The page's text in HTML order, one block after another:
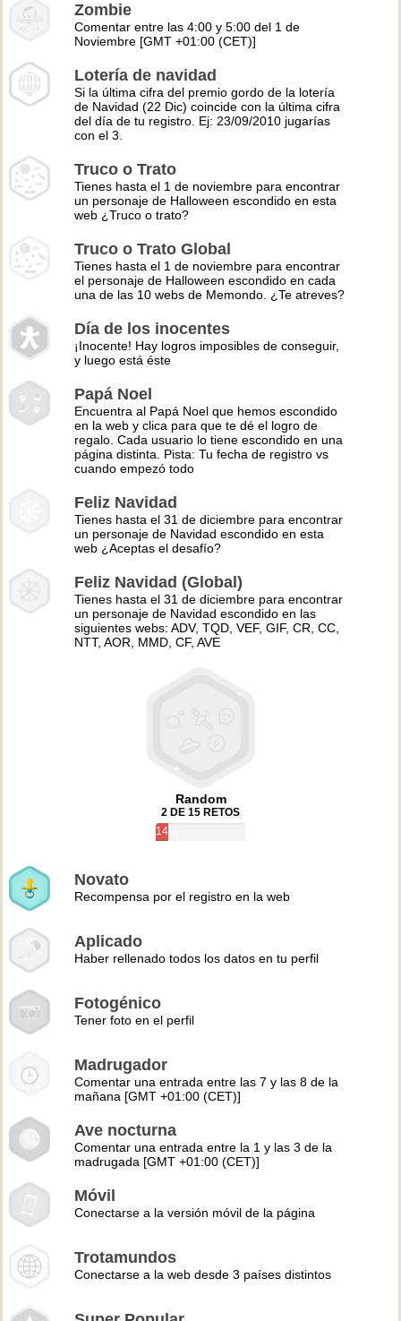
Zombie
Comentar entre las 4:00 y 5:00 del 1 de
Noviembre [GMT +01:00 (CET)]
Lotería de navidad
Si la última cifra del premio gordo de la lotería
de Navidad (22 Dic) coincide con la última cifra
del día de tu registro. Ej: 23/09/2010 jugarías
con el 3.
Truco o Trato
Tienes hasta el 1 de noviembre para encontrar
un personaje de Halloween escondido en esta
web ¿Truco o trato?
Truco o Trato Global
Tienes hasta el 1 de noviembre para encontrar
el personaje de Halloween escondido en cada
una de las 10 webs de Memondo. ¿Te atreves?
Día de los inocentes
¡Inocente! Hay logros imposibles de conseguir,
y luego está éste
Papá Noel
Encuentra al Papá Noel que hemos escondido
en la web y clica para que te dé el logro de
regalo. Cada usuario lo tiene escondido en una
página distinta. Pista: Tu fecha de registro vs
cuando empezó todo
Feliz Navidad
Tienes hasta el 31 de diciembre para encontrar
un personaje de Navidad escondido en esta
web ¿Aceptas el desafío?
Feliz Navidad (Global)
Tienes hasta el 31 de diciembre para encontrar
un personaje de Navidad escondido en las
siguientes webs: ADV, TQD, VEF, GIF, CR, CC,
NTT, AOR, MMD, CF, AVE
Random
2 DE 15 RETOS
14%
Novato
Recompensa por el registro en la web
Aplicado
Haber rellenado todos los datos en tu perfil
Fotogénico
Tener foto en el perfil
Madrugador
Comentar una entrada entre las 7 y las 8 de la
mañana [GMT +01:00 (CET)]
Ave nocturna
Comentar una entrada entre la 1 y las 3 de la
madrugada [GMT +01:00 (CET)]
Móvil
Conectarse a la versión móvil de la página
Trotamundos
Conectarse a la web desde 3 países distintos